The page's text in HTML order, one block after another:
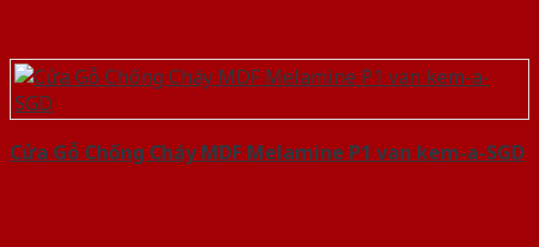
Cửa Gỗ Chống Cháy MDF Melamine P1 van kem-a-SGD